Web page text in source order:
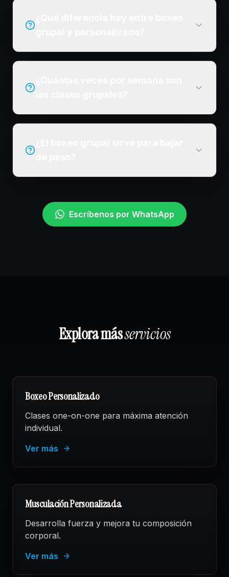
Escríbenos por WhatsApp
Explora másservicios
Boxeo Personalizado
Clases one-on-one para máxima atención
individual.
Ver más
Musculación Personalizada
Desarrolla fuerza y mejora tu composición
corporal.
Ver más